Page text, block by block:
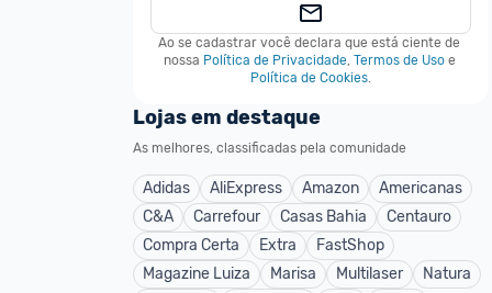
Ao se cadastrar você declara que está ciente de
nossa Política de Privacidade, Termos de Uso e
Política de Cookies.
Lojas em destaque
As melhores, classificadas pela comunidade
Adidas AliExpress Amazon
Americanas
C&A
Carrefour Casas Bahia
Centauro
Compra Certa
Extra
FastShop
Magazine Luiza
Marisa Multilaser
Natura